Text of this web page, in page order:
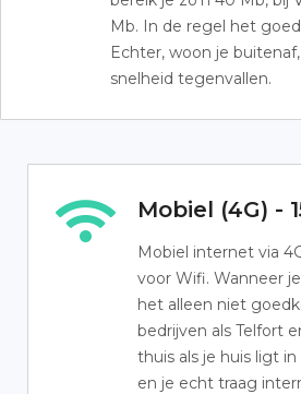
Mb. In de regel het
Echter, woon je
snelheid tegenvallen.
Mobiel (4G) -
Mobiel internet via
voor Wifi. Wanneer
het alleen niet
bedrijven als Telfort
thuis als je huis ligt
en je echt traag